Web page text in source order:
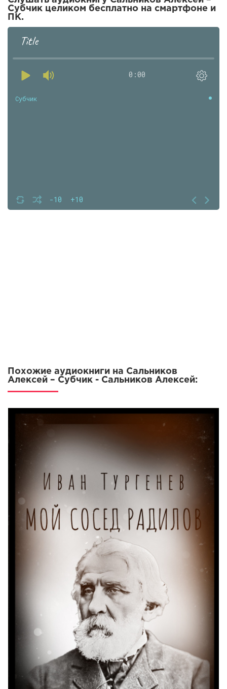
Субчик целиком бесплатно на смартфоне и
ПК.
Title
0:00
-10 +10
Субчик
Похожие аудиокниги на Сальников
Алексей – Субчик - Сальников Алексей: